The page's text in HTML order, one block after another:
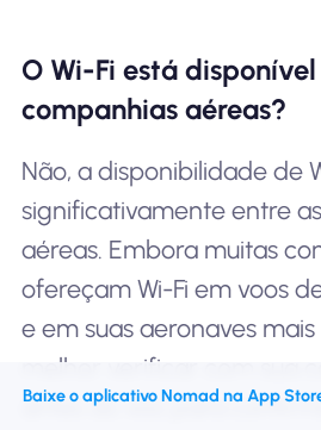
O Wi-Fi está
companhias aéreas?
Não, a disponibilidade de
significativamente entre
aéreas. Embora muitas
ofereçam Wi-Fi em voos
e em suas aeronaves
melhor verificar com sua
antes do voo para
Baixe o aplicativo Nomad na App